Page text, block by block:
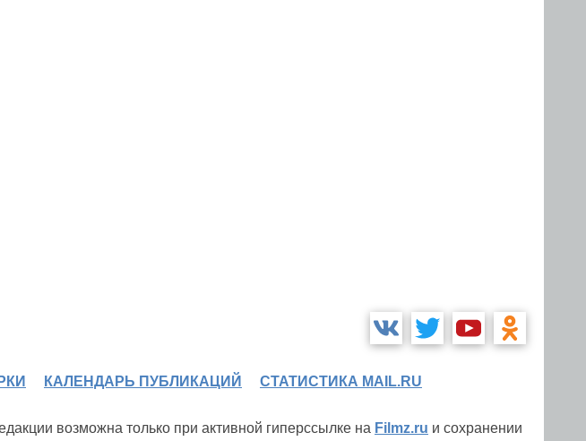
КАЛЕНДАРЬ ПУБЛИКАЦИЙ СТАТИСТИКА MAIL.RU
возможна только при активной гиперссылке на Filmz.ru и сохранении